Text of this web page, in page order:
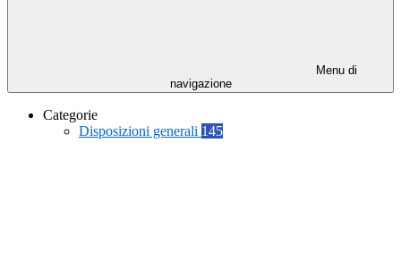
Menu di
navigazione
Categorie
Disposizioni generali 145